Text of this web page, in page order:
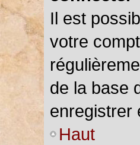
Il est
votre
de la base
enregistrer
Haut